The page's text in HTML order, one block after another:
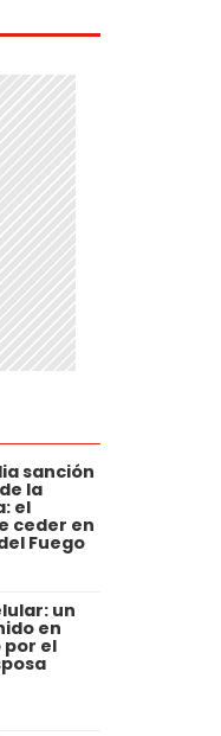
sanción
la
el
ceder en
Fuego
un
en
por el